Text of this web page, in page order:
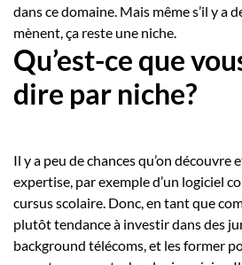
dans ce domaine. Mais même s’il y a
mènent, ça reste une niche.
Qu’est-ce que
dire par niche?
Il y a peu de chances qu’on découvre
expertise, par exemple d’un logiciel
cursus scolaire. Donc, en tant que
plutôt tendance à investir dans des
background télécoms, et les former